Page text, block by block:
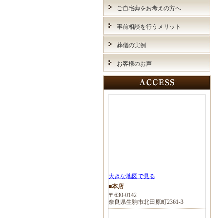
ご自宅葬をお考えの方へ
事前相談を行うメリット
葬儀の実例
お客様のお声
大きな地図で見る
■本店
〒630-0142
奈良県生駒市北田原町2361-3